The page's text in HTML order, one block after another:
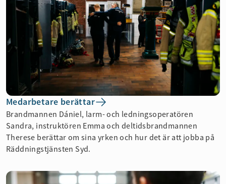
Medarbetare berättar
Brandmannen Dániel, larm- och ledningsoperatören
Sandra, instruktören Emma och deltidsbrandmannen
Therese berättar om sina yrken och hur det är att jobba på
Räddningstjänsten Syd.